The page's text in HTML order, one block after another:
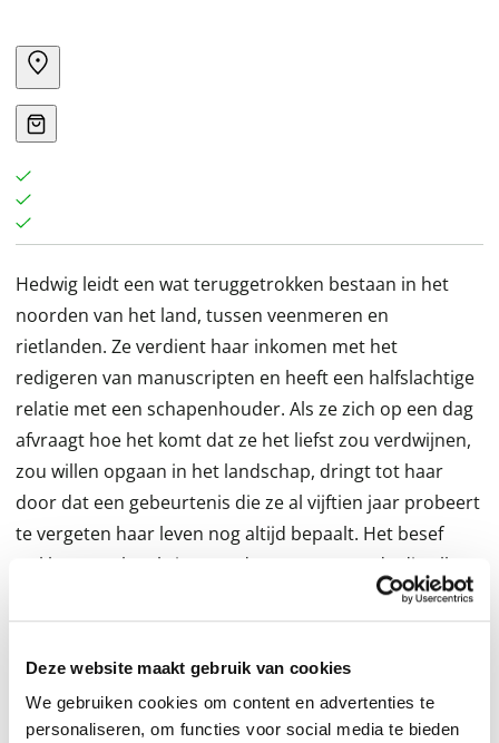
Deze website maakt gebruik van cookies
We gebruiken cookies om content en advertenties te
personaliseren, om functies voor social media te bieden
Hedwig leidt een wat teruggetrokken bestaan in het
noorden van het land, tussen veenmeren en
rietlanden. Ze verdient haar inkomen met het
redigeren van manuscripten en heeft een halfslachtige
relatie met een schapenhouder. Als ze zich op een dag
afvraagt hoe het komt dat ze het liefst zou verdwijnen,
zou willen opgaan in het landschap, dringt tot haar
door dat een gebeurtenis die ze al vijftien jaar probeert
te vergeten haar leven nog altijd bepaalt. Het besef
wakkert een krachtige woede aan, een woede die elk
Zonder de poëtische schoonheid van het
van Noord in deze vlijmscherpe roman een verhaal dat